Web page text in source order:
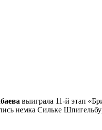
выиграла 11-й этап
немка Сильке